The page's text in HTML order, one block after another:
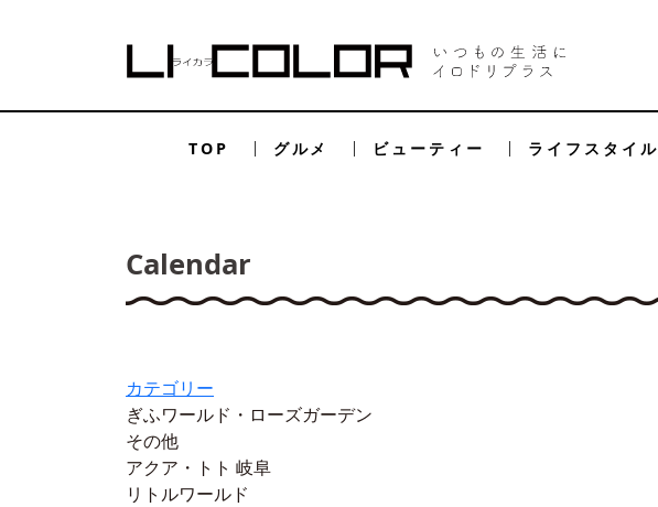
TOP グルメ ビューティー ライフスタイル
Calendar
カテゴリー
ぎふワールド・ローズガーデン
その他
アクア・トト 岐阜
リトルワールド